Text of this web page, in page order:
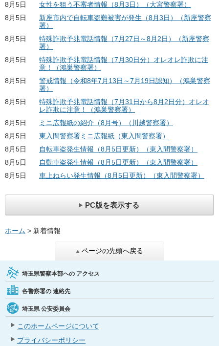
8月5日
女性を狙う不審者情報（8月3日）（大宮警察署）
8月5日
新座市内で自転車盗難被害が発生（8月3日）（新座警察
署）
8月5日
特殊詐欺予兆電話情報（7月27日～8月2日）（新座警察
署）
8月5日
特殊詐欺予兆電話情報（7月30日分）オレオレ詐欺に注
意！（鴻巣警察署）
8月5日
警戒情報（令和8年7月13日～7月19日認知）（鴻巣警察
署）
8月5日
特殊詐欺予兆電話情報（7月31日から8月2日分）オレオ
レ詐欺に注意！（鴻巣警察署）
8月5日
ミニ広報紙の紹介（8月号）（川越警察署）
8月5日
東入間警察署ミニ広報紙（東入間警察署）
8月5日
自転車盗発生情報（8月5日更新）（東入間警察署）
8月5日
自動車盗発生情報（8月5日更新）（東入間警察署）
8月5日
車上ねらい発生情報（8月5日更新）（東入間警察署）
PC版を表示する
ホーム > 新着情報
ページの先頭へ戻る
埼玉県警察本部への アクセス
各警察署の 連絡先
埼玉県 公安委員会
このホームページについて
プライバシーポリシー